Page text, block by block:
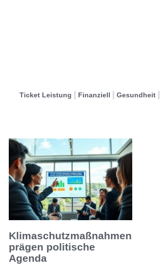
Ticket Leistung Finanziell Gesundheit
Klimaschutzmaßnahmen
prägen politische
Agenda